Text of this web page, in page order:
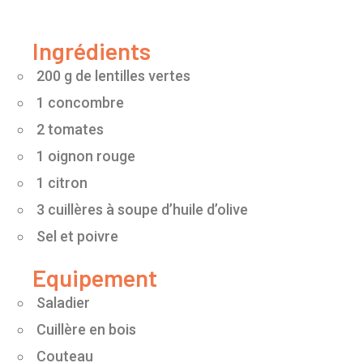
Ingrédients
200 g de lentilles vertes
1 concombre
2 tomates
1 oignon rouge
1 citron
3 cuillères à soupe d’huile d’olive
Sel et poivre
Equipement
Saladier
Cuillère en bois
Couteau